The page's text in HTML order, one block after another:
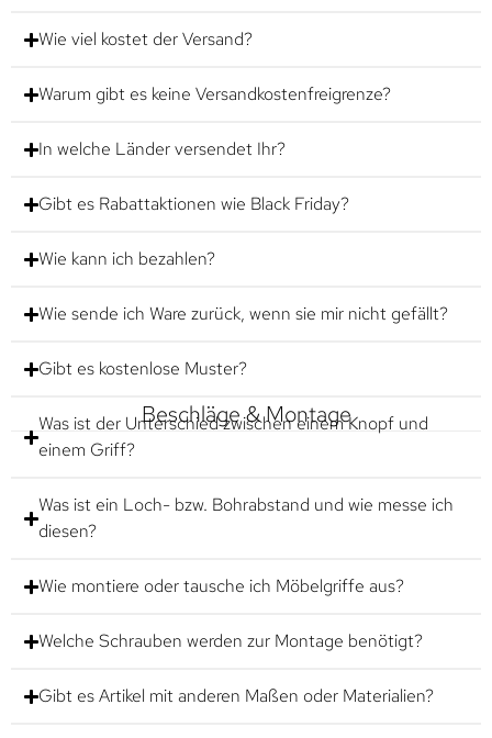
Wie viel kostet der Versand?
Warum gibt es keine Versandkostenfreigrenze?
In welche Länder versendet Ihr?
Gibt es Rabattaktionen wie Black Friday?
Wie kann ich bezahlen?
Wie sende ich Ware zurück, wenn sie mir nicht gefällt?
Gibt es kostenlose Muster?
Beschläge & Montage
Was ist der Unterschied zwischen einem Knopf und
einem Griff?
Was ist ein Loch- bzw. Bohrabstand und wie messe ich
diesen?
Wie montiere oder tausche ich Möbelgriffe aus?
Welche Schrauben werden zur Montage benötigt?
Gibt es Artikel mit anderen Maßen oder Materialien?